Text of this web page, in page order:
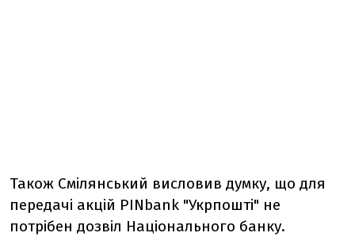
Також Смілянський висловив думку, що для
передачі акцій PINbank "Укрпошті" не
потрібен дозвіл Національного банку.